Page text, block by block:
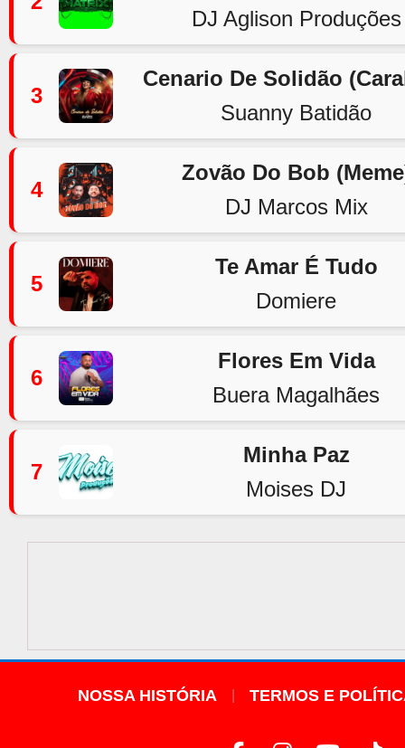
DJ Aglison Produções
3
Cenario De Solidão
Suanny Batidão
4
Zovão Do Bob
DJ Marcos Mix
5
Te Amar É Tudo
Domiere
6
Flores Em Vida
Buera Magalhães
7
Minha Paz
Moises DJ
NOSSA HISTÓRIA TERMOS E